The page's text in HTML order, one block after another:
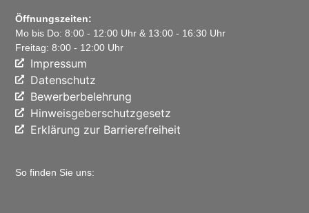
Öffnungszeiten:
Mo bis Do: 8:00 - 12:00 Uhr & 13:00 - 16:30 Uhr
Freitag: 8:00 - 12:00 Uhr
Impressum
Datenschutz
Bewerberbelehrung
Hinweisgeberschutzgesetz
Erklärung zur Barrierefreiheit
So finden Sie uns: